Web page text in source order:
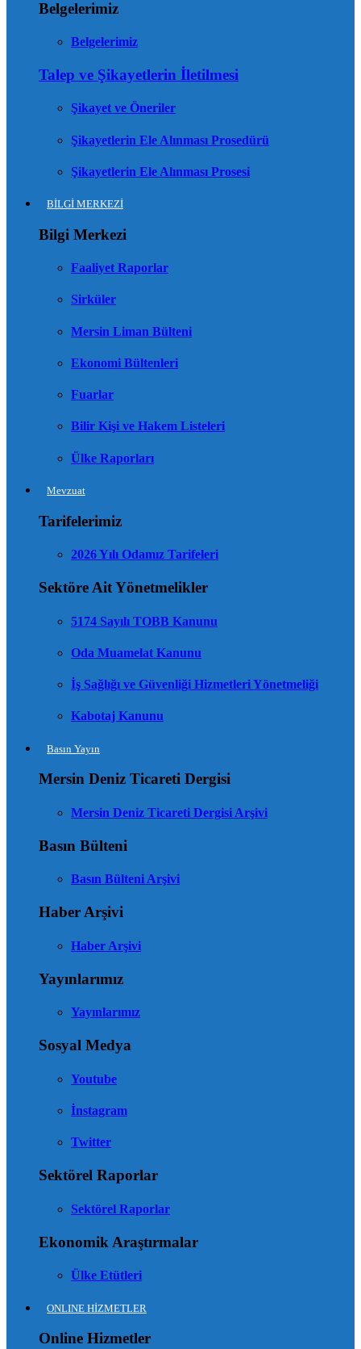
Belgelerimiz
Belgelerimiz
Talep ve Şikayetlerin İletilmesi
Şikayet ve Öneriler
Şikayetlerin Ele Alınması Prosedürü
Şikayetlerin Ele Alınması Prosesi
BİLGİ MERKEZİ
Bilgi Merkezi
Faaliyet Raporlar
Sirküler
Mersin Liman Bülteni
Ekonomi Bültenleri
Fuarlar
Bilir Kişi ve Hakem Listeleri
Ülke Raporları
Mevzuat
Tarifelerimiz
2026 Yılı Odamız Tarifeleri
Sektöre Ait Yönetmelikler
5174 Sayılı TOBB Kanunu
Oda Muamelat Kanunu
İş Sağlığı ve Güvenliği Hizmetleri Yönetmeliği
Kabotaj Kanunu
Basın Yayın
Mersin Deniz Ticareti Dergisi
Mersin Deniz Ticareti Dergisi Arşivi
Basın Bülteni
Basın Bülteni Arşivi
Haber Arşivi
Haber Arşivi
Yayınlarımız
Yayınlarımız
Sosyal Medya
Youtube
İnstagram
Twitter
Sektörel Raporlar
Sektörel Raporlar
Ekonomik Araştırmalar
Ülke Etütleri
ONLINE HİZMETLER
Online Hizmetler